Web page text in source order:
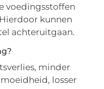
voedingsstoffen
kunnen
achteruitgaan.
minder
losser